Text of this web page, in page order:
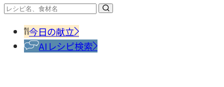
今日の献立
AIレシピ検索